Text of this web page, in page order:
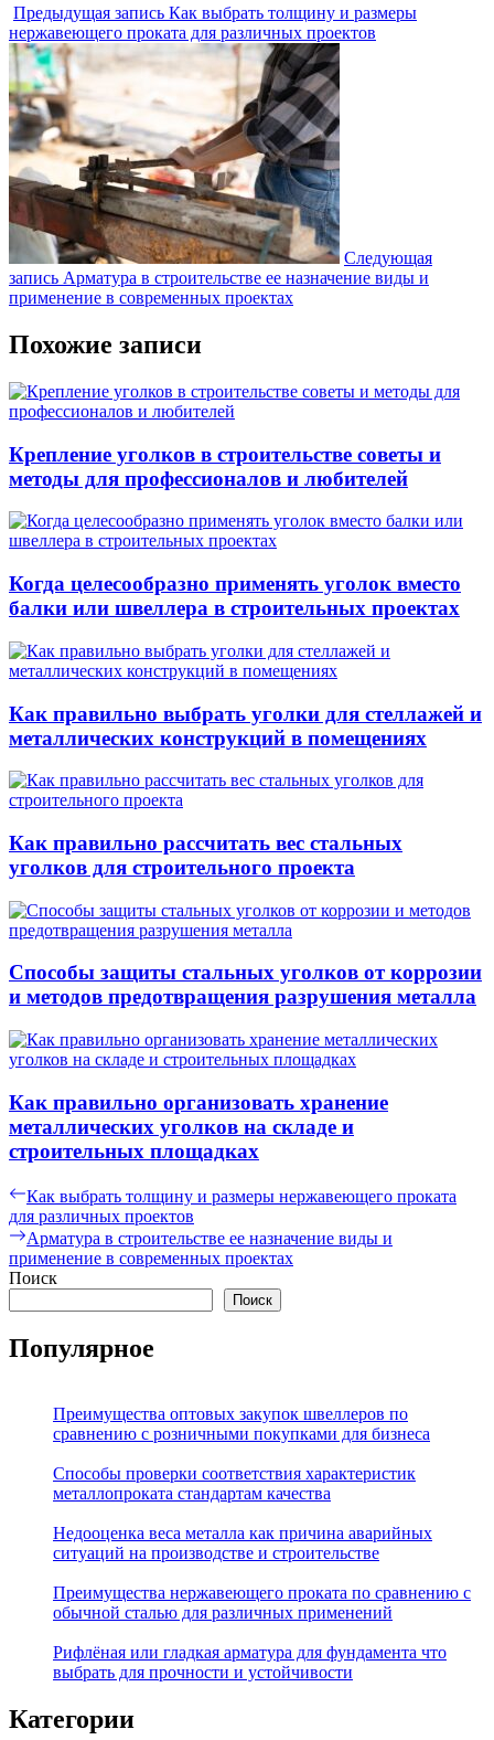
Предыдущая запись Как выбрать толщину и размеры
нержавеющего проката для различных проектов
Следующая
запись Арматура в строительстве ее назначение виды и
применение в современных проектах
Похожие записи
Крепление уголков в строительстве советы и
методы для профессионалов и любителей
Когда целесообразно применять уголок вместо
балки или швеллера в строительных проектах
Как правильно выбрать уголки для стеллажей и
металлических конструкций в помещениях
Как правильно рассчитать вес стальных
уголков для строительного проекта
Способы защиты стальных уголков от коррозии
и методов предотвращения разрушения металла
Как правильно организовать хранение
металлических уголков на складе и
строительных площадках
Навигация
по
записям
Предыдущая
запись:
Как выбрать толщину и размеры нержавеющего проката
для различных проектов
Следующая
запись:
Арматура в строительстве ее назначение виды и
применение в современных проектах
Поиск
Поиск
Популярное
Преимущества оптовых закупок швеллеров по
сравнению с розничными покупками для бизнеса
Способы проверки соответствия характеристик
металлопроката стандартам качества
Недооценка веса металла как причина аварийных
ситуаций на производстве и строительстве
Преимущества нержавеющего проката по сравнению с
обычной сталью для различных применений
Рифлёная или гладкая арматура для фундамента что
выбрать для прочности и устойчивости
Категории